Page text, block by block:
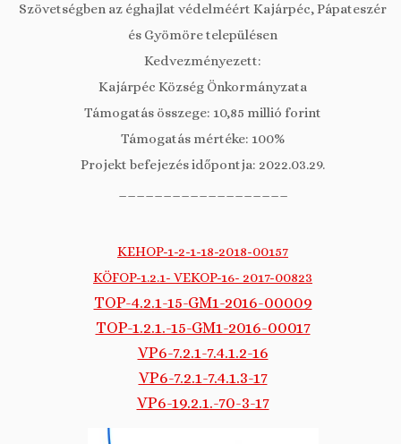
Szövetségben az éghajlat védelméért Kajárpéc, Pápateszér
és Gyömöre településen
Kedvezményezett:
Kajárpéc Község Önkormányzata
Támogatás összege: 10,85 millió forint
Támogatás mértéke: 100%
Projekt befejezés időpontja: 2022.03.29.
KEHOP-1-2-1-18-2018-00157
KÖFOP-1.2.1- VEKOP-16- 2017-00823
TOP-4.2.1-15-GM1-2016-00009
TOP-1.2.1.-15-GM1-2016-00017
VP6-7.2.1-7.4.1.2-16
VP6-7.2.1-7.4.1.3-17
VP6-19.2.1.-70-3-17